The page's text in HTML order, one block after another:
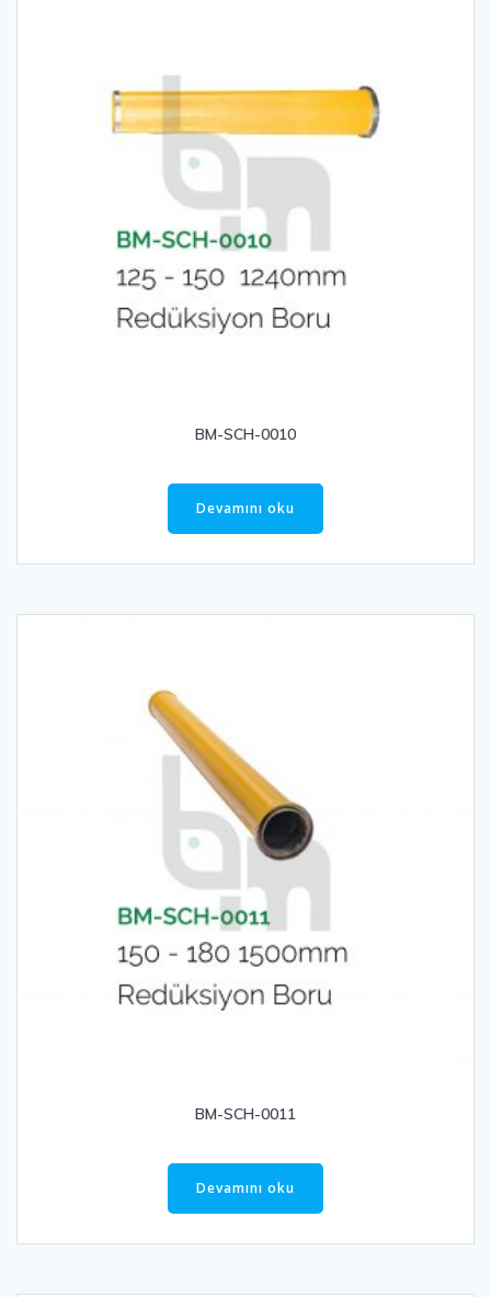
BM-SCH-0010
Devamını oku
BM-SCH-0011
Devamını oku